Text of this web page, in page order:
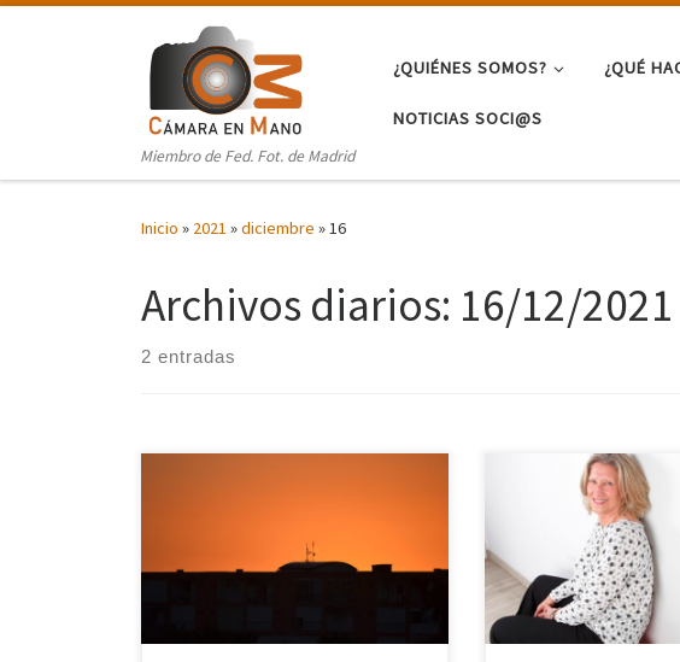
Miembro de Fed. Fot. de Madrid
¿QUIÉNES SOMOS? ¿QUÉ
NOTICIAS SOCI@S
Inicio » 2021 »diciembre »16
Archivos diarios: 16/12/2021
2 entradas
Sus orígenes en la
relacionados con su
pintora, que inicia en su
mantiene a lo largo de su
También vinculados a
[…]